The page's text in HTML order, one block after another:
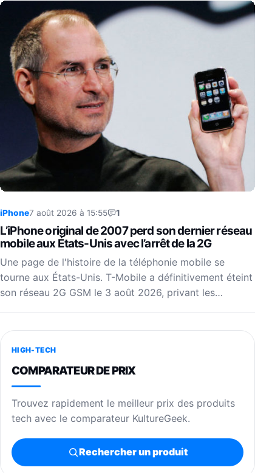
iPhone7 août 2026 à 15:55 1
L’iPhone original de 2007 perd son dernier réseau
mobile aux États-Unis avec l’arrêt de la 2G
Une page de l'histoire de la téléphonie mobile se
tourne aux États-Unis. T-Mobile a définitivement éteint
son réseau 2G GSM le 3 août 2026, privant les…
HIGH-TECH
COMPARATEUR DE PRIX
Trouvez rapidement le meilleur prix des produits
tech avec le comparateur KultureGeek.
Rechercher un produit